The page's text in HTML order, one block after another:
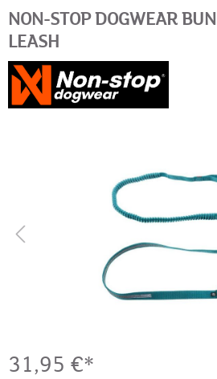
NON-STOP DOGWEAR
LEASH
31,95 €*